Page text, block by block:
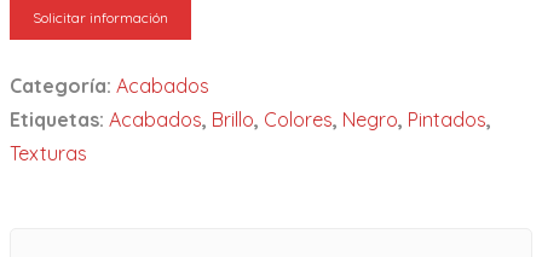
Solicitar información
Categoría: Acabados
Etiquetas: Acabados, Brillo, Colores, Negro, Pintados,
Texturas